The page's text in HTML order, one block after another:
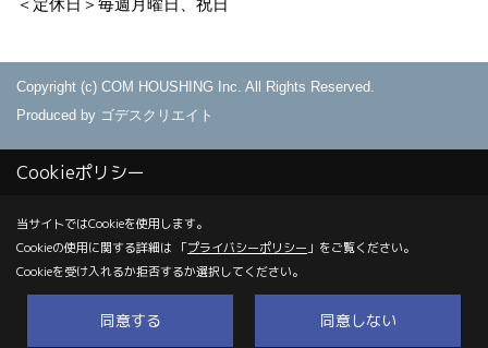
Copyright (c) COM HOUSHING Inc. All Rights Reserved.
Produced by ゴデスクリエイト
Cookieポリシー
当サイトではCookieを使用します。
Cookieの使用に関する詳細は 「プライバシーポリシー 」をご覧ください。
Cookieを受け入れるか拒否するか選択してください。
同意する 同意しない